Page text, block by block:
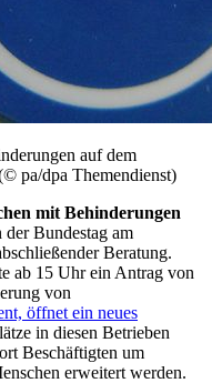
auf dem
pa/dpa Themendienst)
mit Behinderungen
der Bundestag am
Beratung.
ab 15 Uhr ein Antrag von
von
öffnet ein neues
in diesen Betrieben
Beschäftigten um
erweitert werden.